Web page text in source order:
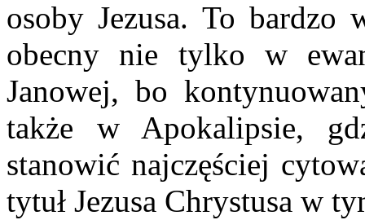
osoby Jezusa. To bardzo
obecny nie tylko w
Janowej, bo
także w Apokalipsie,
stanowić najczęściej
tytuł Jezusa Chrystusa w